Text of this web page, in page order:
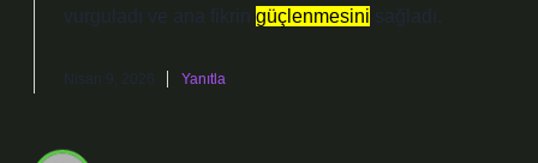
vurguladı ve ana fikrin güçlenmesini sağladı.
Nisan 9, 2026 Yanıtla